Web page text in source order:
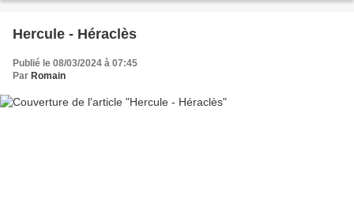
Hercule - Héraclès
Publié le 08/03/2024 à 07:45
Par Romain